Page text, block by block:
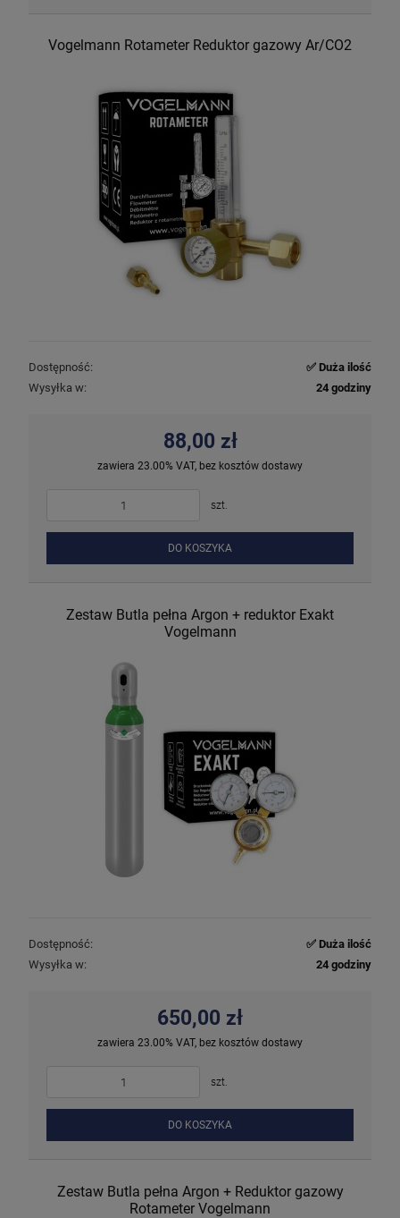
Vogelmann Rotameter Reduktor gazowy Ar/CO2
Dostępność:
✅ Duża ilość
Wysyłka w:
24 godziny
88,00 zł
zawiera 23.00% VAT, bez kosztów dostawy
szt.
DO KOSZYKA
Zestaw Butla pełna Argon + reduktor Exakt
Vogelmann
Dostępność:
✅ Duża ilość
Wysyłka w:
24 godziny
650,00 zł
zawiera 23.00% VAT, bez kosztów dostawy
szt.
DO KOSZYKA
Zestaw Butla pełna Argon + Reduktor gazowy
Rotameter Vogelmann